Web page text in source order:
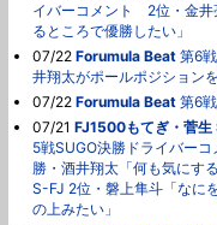
イバーコメント 2位・金井
るところで優勝したい」
07/22 Forumula Beat 第6
井翔太がポールポジション
07/22 Forumula Beat 第6
07/21 FJ1500もてぎ・菅生
5戦SUGO決勝ドライバー
勝・酒井翔太「何も気にす
S-FJ 2位・磐上隼斗「なに
の上みたい」